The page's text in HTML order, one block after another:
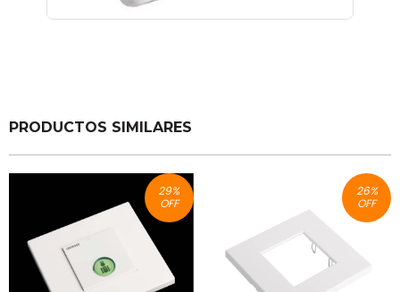
PRODUCTOS SIMILARES
29%
OFF
26%
OFF